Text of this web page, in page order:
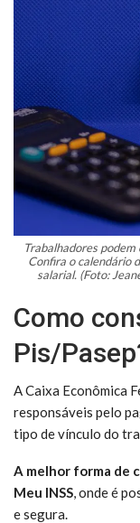
Trabalhadores
Confira o calendário
salarial. (Foto:
Como
Pis/
A Caixa Econômica
responsáveis pelo
tipo de vínculo do
A melhor forma de
Meu INSS, onde é
e segura.